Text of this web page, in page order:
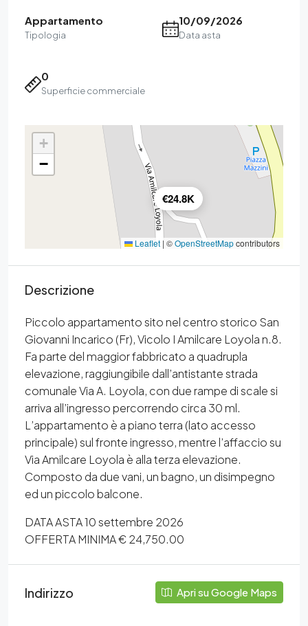
Appartamento
Tipologia
10/09/2026
Data asta
0
Superficie commerciale
€24.8K
+
−
Leaflet | ©OpenStreetMapcontributors
Descrizione
Piccolo appartamento sito nel centro storico San
Giovanni Incarico (Fr), Vicolo I Amilcare Loyola n.8.
Fa parte del maggior fabbricato a quadrupla
elevazione, raggiungibile dall’antistante strada
comunale Via A. Loyola, con due rampe di scale si
arriva all’ingresso percorrendo circa 30 ml.
L’appartamento è a piano terra (lato accesso
principale) sul fronte ingresso, mentre l’affaccio su
Via Amilcare Loyola è alla terza elevazione.
Composto da due vani, un bagno, un disimpegno
ed un piccolo balcone.
DATA ASTA 10 settembre 2026
OFFERTA MINIMA € 24,750.00
Indirizzo Apri su Google Maps